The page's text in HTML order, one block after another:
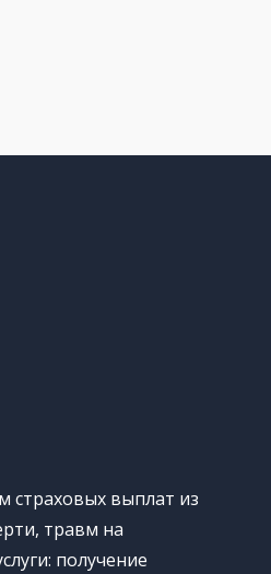
страховых выплат из
травм на
получение